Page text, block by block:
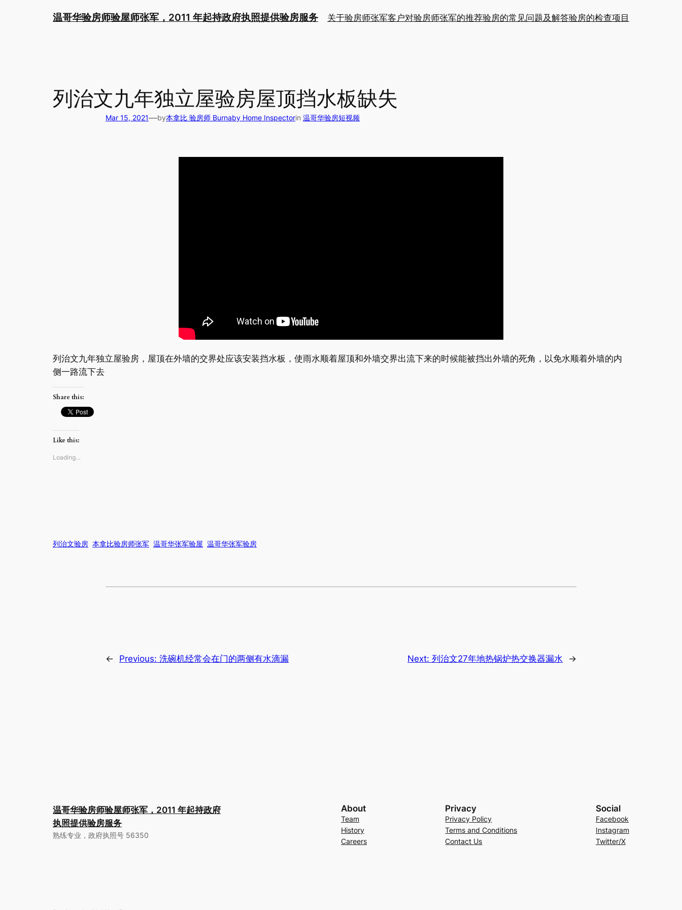
温哥华验房师验屋师张军，2011 年起持政府执照提供验房服务 关于验房师张军客户对验房师张军的推荐验房的常见问题及解答验房的检查项目
列治文九年独立屋验房屋顶挡水板缺失
Mar 15, 2021—by本拿比 验房师 Burnaby Home Inspectorin 温哥华验房短视频
列治文九年独立屋验房，屋顶在外墙的交界处应该安装挡水板，使雨水顺着屋顶和外墙交界出流下来的时候能被挡出外墙的死角，以免水顺着外墙的内
侧一路流下去
Share this:
Like this:
Loading…
列治文验房 本拿比验房师张军 温哥华张军验屋 温哥华张军验房
← Previous: 洗碗机经常会在门的两侧有水滴漏 Next: 列治文27年地热锅炉热交换器漏水 →
温哥华验房师验屋师张军，2011 年起持政府
执照提供验房服务
熟练专业，政府执照号 56350
About
Team
History
Careers
Privacy
Privacy Policy
Terms and Conditions
Contact Us
Social
Facebook
Instagram
Twitter/X